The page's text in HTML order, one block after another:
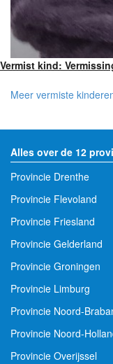
Vermist kind:
Meer vermiste
Alles over de 12
Provincie Drenthe
Provincie Flevoland
Provincie Friesland
Provincie Gelderland
Provincie Groningen
Provincie Limburg
Provincie Noord-
Provincie Noord-
Provincie Overijssel